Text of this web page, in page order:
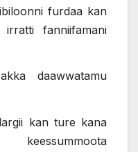
furdaa kan
fanniifamani
daawwatamu
kan ture kana